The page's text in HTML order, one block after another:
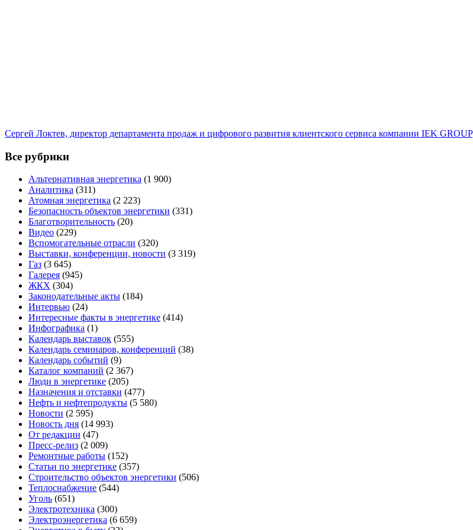
Сергей Локтев, директор департамента продаж и цифрового развития клиентского сервиса компании IEK GROUP
Все рубрики
Альтернативная энергетика (1 900)
Аналитика (311)
Атомная энергетика (2 223)
Безопасность объектов энергетики (331)
Благотворительность (20)
Видео (229)
Вспомогательные отрасли (320)
Выставки, конференции, новости (3 319)
Газ (3 645)
Галерея (945)
ЖКХ (304)
Законодательные акты (184)
Интервью (24)
Интересные факты в энергетике (414)
Инфографика (1)
Календарь выставок (555)
Календарь семинаров, конференций (38)
Календарь событий (9)
Каталог компаний (2 367)
Люди в энергетике (205)
Назначения и отставки (477)
Нефть и нефтепродукты (5 580)
Новости (2 595)
Новость дня (14 993)
От редакции (47)
Пресс-релиз (2 009)
Ремонтные работы (152)
Статьи по энергетике (357)
Строительство объектов энергетики (506)
Теплоснабжение (544)
Уголь (651)
Электротехника (300)
Электроэнергетика (6 659)